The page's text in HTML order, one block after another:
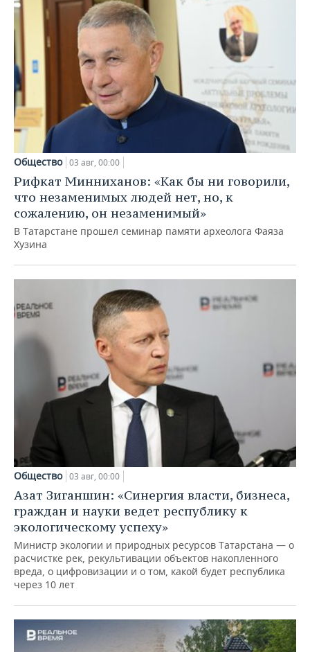
Общество 03 авг, 00:00
Рифкат Минниханов: «Как бы ни говорили,
что незаменимых людей нет, но, к
сожалению, он незаменимый»
В Татарстане прошел семинар памяти археолога Фаяза
Хузина
Общество 03 авг, 00:00
Азат Зиганшин: «Синергия власти, бизнеса,
граждан и науки ведет республику к
экологическому успеху»
Министр экологии и природных ресурсов Татарстана — о
расчистке рек, рекультивации объектов накопленного
вреда, о цифровизации и о том, какой будет республика
через 10 лет